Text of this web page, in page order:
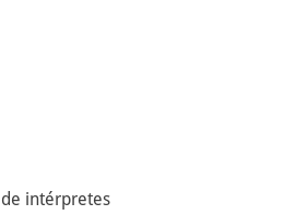
intérpretes